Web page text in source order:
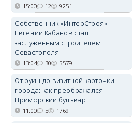
15:00 12 9251
Собственник «ИнтерСтроя»
Евгений Кабанов стал
заслуженным строителем
Севастополя
13:04 30 5579
От руин до визитной карточки
города: как преображался
Приморский бульвар
11:00 5 1769